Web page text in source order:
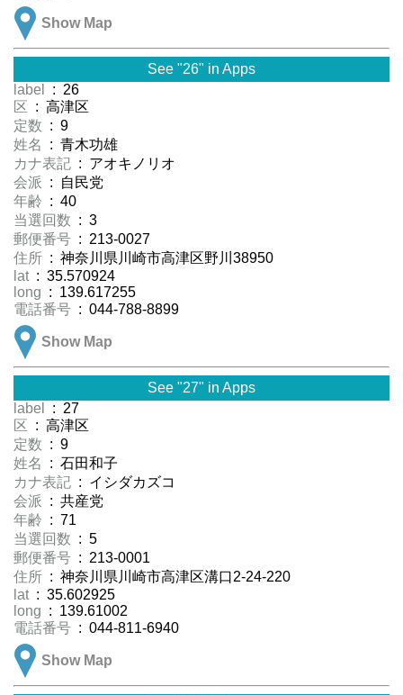
Show Map
See "26" in Apps
label
: 26
区 : 高津区
定数 : 9
姓名
: 青木功雄
カナ表記 : アオキノリオ
会派 : 自民党
年齢 : 40
当選回数 : 3
郵便番号 : 213-0027
住所 : 神奈川県川崎市高津区野川38950
lat : 35.570924
long : 139.617255
電話番号 : 044-788-8899
Show Map
See "27" in Apps
label
: 27
区 : 高津区
定数 : 9
姓名
: 石田和子
カナ表記 : イシダカズコ
会派 : 共産党
年齢 : 71
当選回数 : 5
郵便番号 : 213-0001
住所 : 神奈川県川崎市高津区溝口2-24-220
lat : 35.602925
long : 139.61002
電話番号 : 044-811-6940
Show Map